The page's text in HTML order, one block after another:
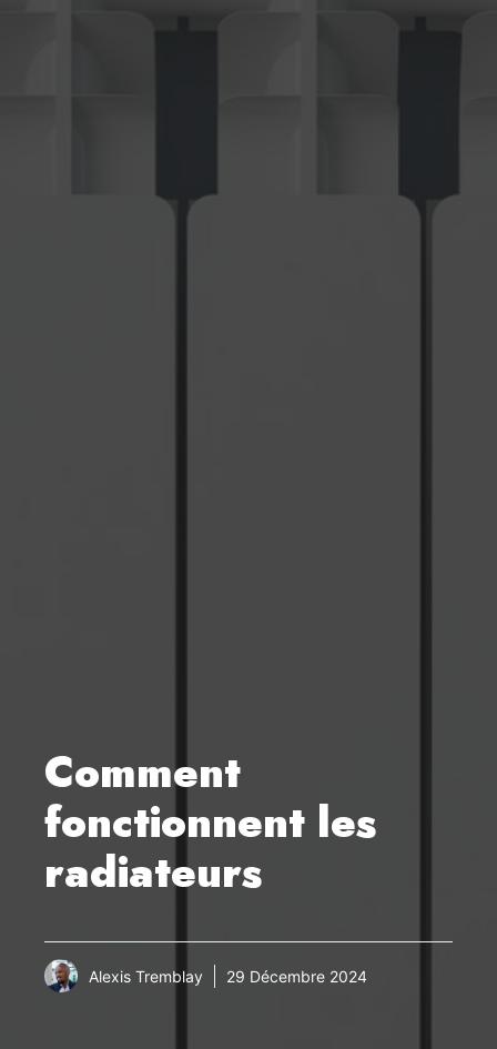
Comment
fonctionnent les
radiateurs
Alexis Tremblay 29 Décembre 2024